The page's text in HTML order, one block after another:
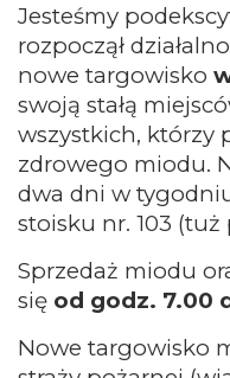
Jesteśmy
rozpoczął
nowe targowisko
swoją stałą
wszystkich, którzy
zdrowego miodu.
dwa dni w
stoisku nr. 103
Sprzedaż miodu
się od godz. 7.00
Nowe targowisko